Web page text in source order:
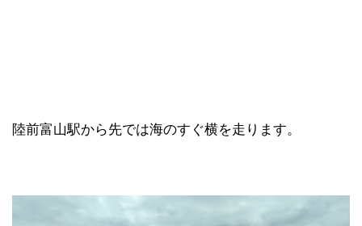
陸前富山駅から先では海のすぐ横を走ります。